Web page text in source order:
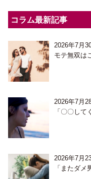
コラム最新記事
2026年7月
モテ無双は
2026年7月
「〇〇して
2026年7月
「またダ